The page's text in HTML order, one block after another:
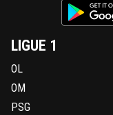
LIGUE 1
OL
OM
PSG